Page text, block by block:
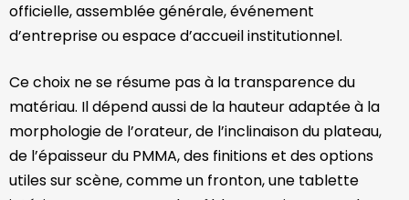
officielle, assemblée générale, événement
d’entreprise ou espace d’accueil institutionnel.
Ce choix ne se résume pas à la transparence du
matériau. Il dépend aussi de la hauteur adaptée à la
morphologie de l’orateur, de l’inclinaison du plateau,
de l’épaisseur du PMMA, des finitions et des options
utiles sur scène, comme un fronton, une tablette